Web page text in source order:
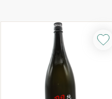
アルコール度数は44度。焼酎として
は高めの度数ながら、天盃が磨き続
けてきた蒸溜技術により、驚くほど
滑らかな口当たりを実現していま
グラスに注ぐと、麦由来の香ばしさ